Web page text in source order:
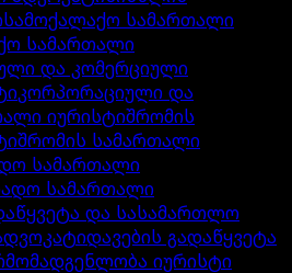
სამოქალაქო სამართალი
სამართალი
და კომერციული
კორპორაციული და
იურისტიშრომის
შრომის სამართალი
სამართალი
სამართალი
და სასამართლო
დავების გადაწყვეტა
იურისტი